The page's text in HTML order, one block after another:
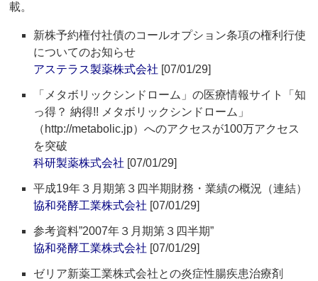
載。
新株予約権付社債のコールオプション条項の権利行使
についてのお知らせ
アステラス製薬株式会社 [07/01/29]
「メタボリックシンドローム」の医療情報サイト「知
っ得？ 納得!! メタボリックシンドローム」
（http://metabolic.jp）へのアクセスが100万アクセス
を突破
科研製薬株式会社 [07/01/29]
平成19年３月期第３四半期財務・業績の概況（連結）
協和発酵工業株式会社 [07/01/29]
参考資料”2007年３月期第３四半期”
協和発酵工業株式会社 [07/01/29]
ゼリア新薬工業株式会社との炎症性腸疾患治療剤